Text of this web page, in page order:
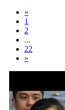
«
1
2
...
22
»